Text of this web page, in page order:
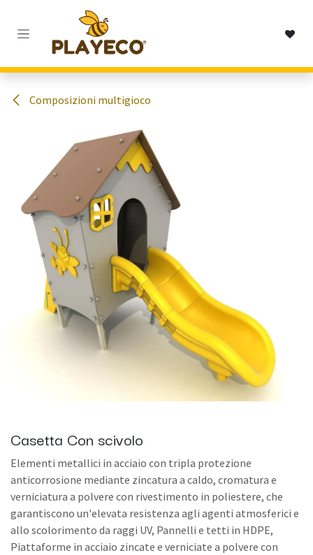
Passa al contenuto
Composizioni multigioco
Casetta Con scivolo
Elementi metallici in acciaio con tripla protezione
anticorrosione mediante zincatura a caldo, cromatura e
verniciatura a polvere con rivestimento in poliestere, che
garantiscono un'elevata resistenza agli agenti atmosferici e
allo scolorimento da raggi UV, Pannelli e tetti in HDPE,
Piattaforme in acciaio zincate e verniciate a polvere con